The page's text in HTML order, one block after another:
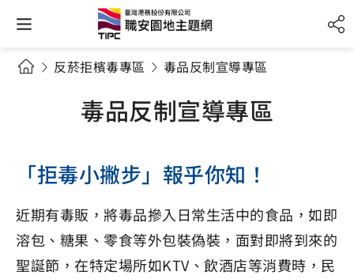
反菸拒檳毒專區 毒品反制宣導專區
毒品反制宣導專區
「拒毒小撇步」報乎你知！
近期有毒販，將毒品摻入日常生活中的食品，如即
溶包、糖果、零食等外包裝偽裝，面對即將到來的
聖誕節，在特定場所如KTV、飲酒店等消費時，民